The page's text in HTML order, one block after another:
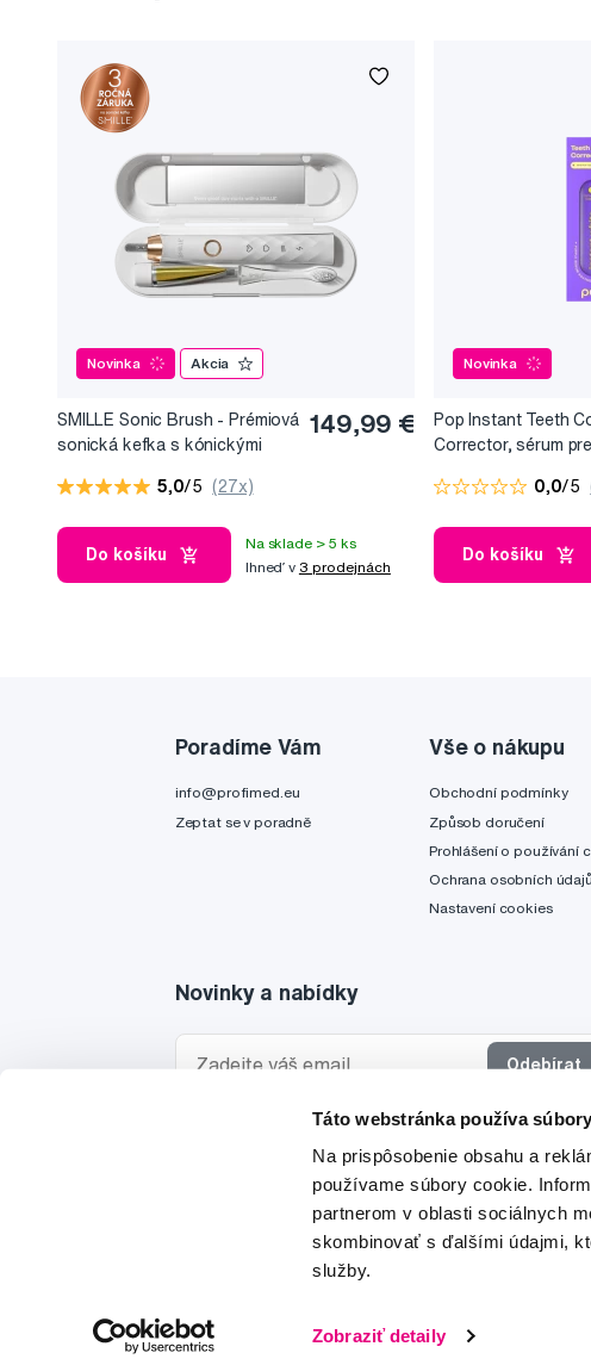
Táto webstránka používa
Na prispôsobenie obsahu a
používame súbory cookie.
partnerom v oblasti sociálnych
skombinovať s ďalšími údajmi,
služby.
Zobraziť detaily
Novinka Akcia
SMILLE Sonic Brush - Prémiová
sonická kefka s kónickými
149,99 €
5,0/5 (27x)
Do košíku
Na sklade > 5 ks
Ihneď v 3 prodejnách
Novinka
Pop Instant Teeth
Corrector, sérum
0,0/5
Do košíku
Poradíme Vám
info@profimed.eu
Zeptat se v poradně
Vše o nákupu
Obchodní podmínky
Způsob doručení
Prohlášení o používání
Ochrana osobních údajů
Nastavení cookies
Novinky a nabídky
Odebírat
zpracováním osobních údajůpro tyto